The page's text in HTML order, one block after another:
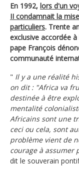
En 1992, lors d'un
II condamnait la
particuliers. Trente
exclusive accordée
pape François
communauté
" Il y a une réalité
on dit : "Africa va
destinée à être
mentalité
Africains sont une
ceci ou cela, sont
problème vient de
courage à assumer
dit le souverain